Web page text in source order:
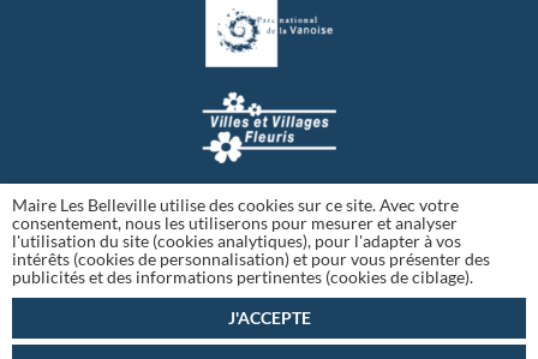
Maire Les Belleville utilise des cookies sur ce site. Avec votre
consentement, nous les utiliserons pour mesurer et analyser
l'utilisation du site (cookies analytiques), pour l'adapter à vos
intérêts (cookies de personnalisation) et pour vous présenter des
publicités et des informations pertinentes (cookies de ciblage).
J'ACCEPTE